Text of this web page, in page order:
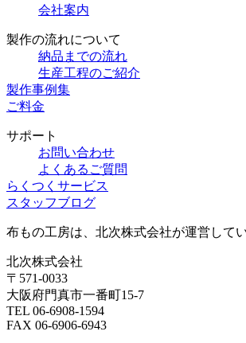
会社案内
製作の流れについて
納品までの流れ
生産工程のご紹介
製作事例集
ご料金
サポート
お問い合わせ
よくあるご質問
らくつくサービス
スタッフブログ
布もの工房は、北次株式会社が運営してい
北次株式会社
〒571-0033
大阪府門真市一番町15-7
TEL 06-6908-1594
FAX 06-6906-6943